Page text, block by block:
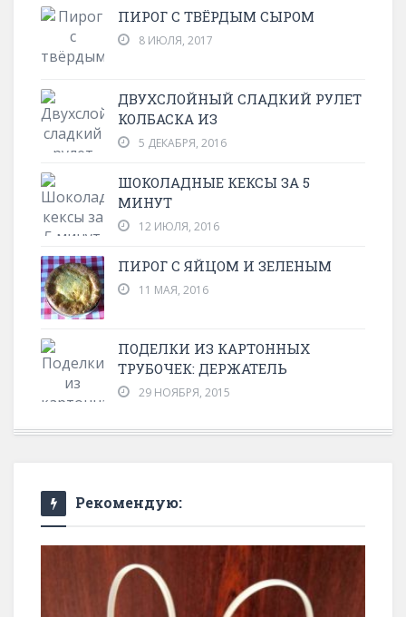
ПИРОГ С ТВЁРДЫМ СЫРОМ
8 ИЮЛЯ, 2017
ДВУХСЛОЙНЫЙ СЛАДКИЙ РУЛЕТ
КОЛБАСКА ИЗ
5 ДЕКАБРЯ, 2016
ШОКОЛАДНЫЕ КЕКСЫ ЗА 5
МИНУТ
12 ИЮЛЯ, 2016
ПИРОГ С ЯЙЦОМ И ЗЕЛЕНЫМ
11 МАЯ, 2016
ПОДЕЛКИ ИЗ КАРТОННЫХ
ТРУБОЧЕК: ДЕРЖАТЕЛЬ
29 НОЯБРЯ, 2015
Рекомендую: